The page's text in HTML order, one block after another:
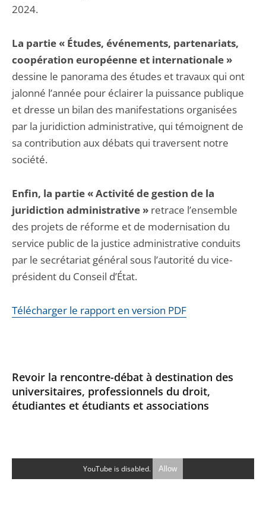
2024.
La partie « Études, événements, partenariats,
coopération européenne et internationale »
dessine le panorama des études et travaux qui ont
jalonné l’année pour éclairer la puissance publique
et dresse un bilan des manifestations organisées
par la juridiction administrative, qui témoignent de
sa contribution aux débats qui traversent notre
société.
Enfin, la partie « Activité de gestion de la
juridiction administrative » retrace l’ensemble
des projets de réforme et de modernisation du
service public de la justice administrative conduits
par le secrétariat général sous l’autorité du vice-
président du Conseil d’État.
Télécharger le rapport en version PDF
Revoir la rencontre-débat à destination des
universitaires, professionnels du droit,
étudiantes et étudiants et associations
YouTube is disabled. Allow